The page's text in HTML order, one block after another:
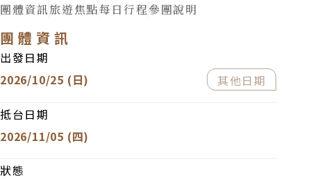
團體資訊旅遊焦點每日行程參團說明
團體資訊
出發日期
2026/10/25 (日)
其他日期
抵台日期
2026/11/05 (四)
狀態